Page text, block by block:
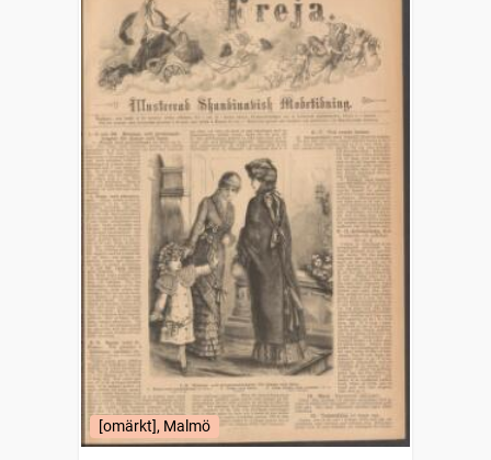
[omärkt], Malmö